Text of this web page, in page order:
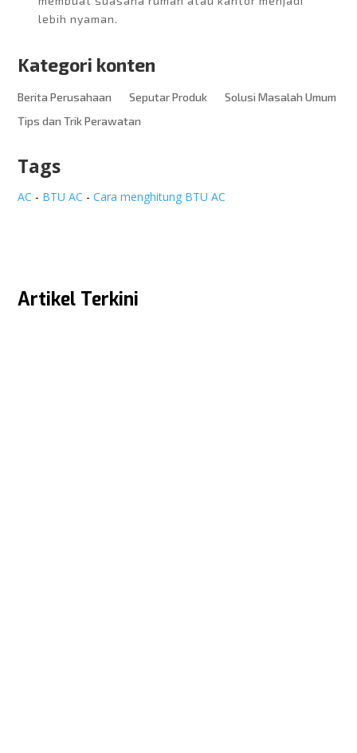
lebih nyaman.
Kategori konten
Berita Perusahaan Seputar Produk
Solusi Masalah Umum
Tips dan Trik Perawatan
Tags
AC - BTU AC -Cara menghitung BTU AC
Artikel Terkini